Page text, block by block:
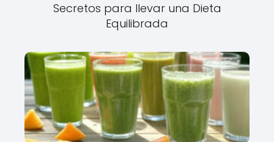
Secretos para llevar una Dieta
Equilibrada